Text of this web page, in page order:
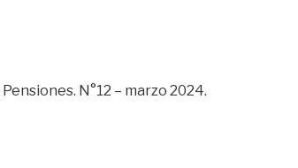
N°12 – marzo 2024.